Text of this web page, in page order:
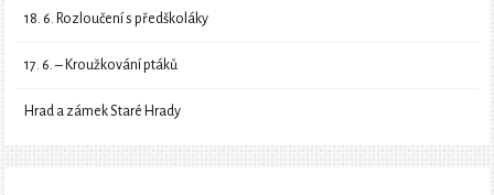
18. 6. Rozloučení s předškoláky
17. 6. – Kroužkování ptáků
Hrad a zámek Staré Hrady